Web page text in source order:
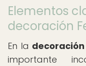
Elementos
decoración
En la
importante